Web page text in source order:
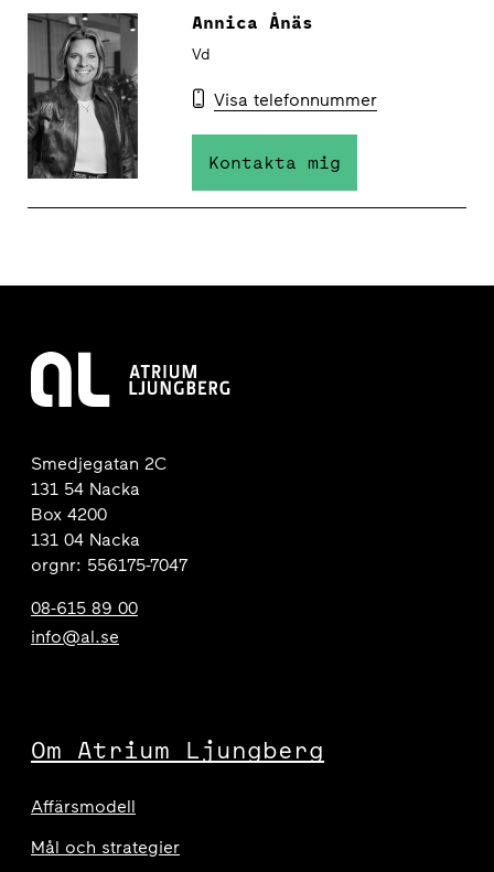
Annica Ånäs
Vd
Visa telefonnummer
Kontakta mig
Smedjegatan 2C
131 54 Nacka
Box 4200
131 04 Nacka
orgnr: 556175-7047
08-615 89 00
info@al.se
Om Atrium Ljungberg
Affärsmodell
Mål och strategier